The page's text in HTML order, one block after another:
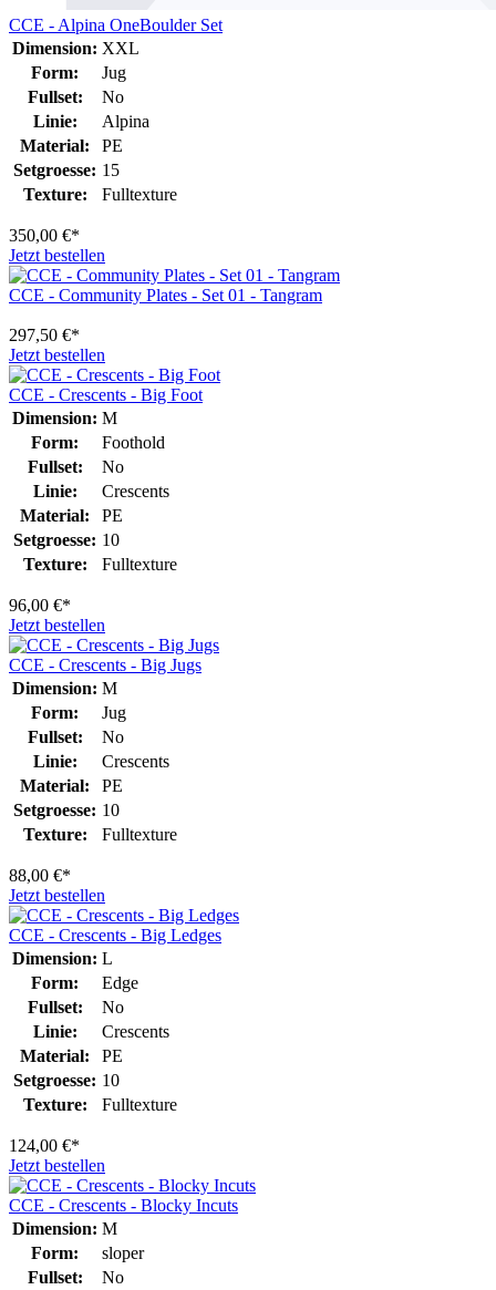
CCE - Alpina OneBoulder Set
Dimension: XXL
Form:
Jug
Fullset:
No
Linie:
Alpina
Material:
PE
Setgroesse: 15
Texture:
Fulltexture
350,00 €*
Jetzt bestellen
CCE - Community Plates - Set 01 - Tangram
297,50 €*
Jetzt bestellen
CCE - Crescents - Big Foot
Dimension: M
Form:
Foothold
Fullset:
No
Linie:
Crescents
Material:
PE
Setgroesse: 10
Texture:
Fulltexture
96,00 €*
Jetzt bestellen
CCE - Crescents - Big Jugs
Dimension: M
Form:
Jug
Fullset:
No
Linie:
Crescents
Material:
PE
Setgroesse: 10
Texture:
Fulltexture
88,00 €*
Jetzt bestellen
CCE - Crescents - Big Ledges
Dimension: L
Form:
Edge
Fullset:
No
Linie:
Crescents
Material:
PE
Setgroesse: 10
Texture:
Fulltexture
124,00 €*
Jetzt bestellen
CCE - Crescents - Blocky Incuts
Dimension: M
Form:
sloper
Fullset:
No